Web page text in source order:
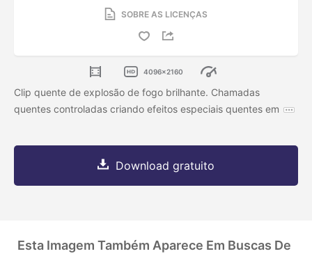
SOBRE AS LICENÇAS
4096x2160
Clip quente de explosão de fogo brilhante. Chamadas
quentes controladas criando efeitos especiais quentes em
Download gratuito
Esta Imagem Também Aparece Em Buscas De